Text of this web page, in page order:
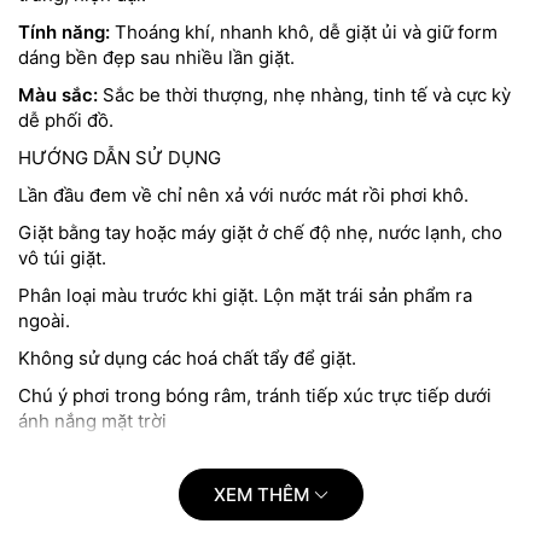
Tính năng: Thoáng khí, nhanh khô, dễ giặt ủi và giữ form
dáng bền đẹp sau nhiều lần giặt.
Màu sắc: Sắc be thời thượng, nhẹ nhàng, tinh tế và cực kỳ
dễ phối đồ.
HƯỚNG DẪN SỬ DỤNG
Lần đầu đem về chỉ nên xả với nước mát rồi phơi khô.
Giặt bằng tay hoặc máy giặt ở chế độ nhẹ, nước lạnh, cho
vô túi giặt.
Phân loại màu trước khi giặt. Lộn mặt trái sản phẩm ra
ngoài.
Không sử dụng các hoá chất tẩy để giặt.
Chú ý phơi trong bóng râm, tránh tiếp xúc trực tiếp dưới
ánh nắng mặt trời
---------------------------------------
XEM THÊM